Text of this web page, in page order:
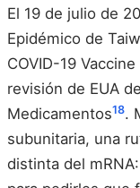
El 19 de julio de
Epidémico de
COVID-19
revisión de EUA
Medicamentos18.
subunitaria, una
distinta del